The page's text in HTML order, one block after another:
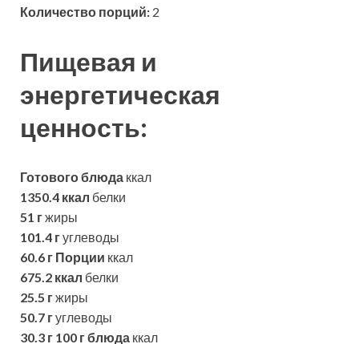
Количество порций: 2
Пищевая и
энергетическая
ценность:
Готового блюда ккал
1350.4 ккал белки
51 гжиры
101.4 гуглеводы
60.6 г Порции ккал
675.2 ккал белки
25.5 гжиры
50.7 гуглеводы
30.3 г 100 г блюда ккал